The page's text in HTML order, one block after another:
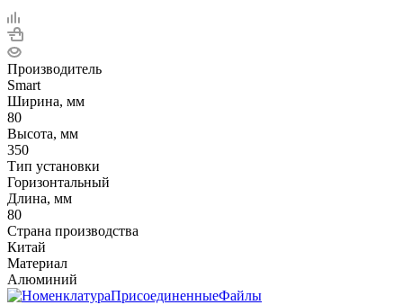
Производитель
Smart
Ширина, мм
80
Высота, мм
350
Тип установки
Горизонтальный
Длина, мм
80
Страна производства
Китай
Материал
Алюминий